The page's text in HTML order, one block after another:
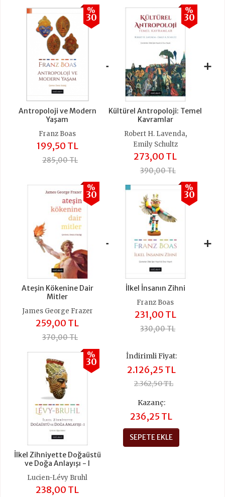
Antropoloji ve Modern
Yaşam
%
30
Franz Boas
199,50 TL
285,00 TL
+
Kültürel Antropoloji: Temel
Kavramlar
%
30
Robert H. Lavenda,
Emily Schultz
273,00 TL
390,00 TL
+
Ateşin Kökenine Dair
Mitler
%
30
James George Frazer
259,00 TL
370,00 TL
+
İlkel İnsanın Zihni
%
30
Franz Boas
231,00 TL
330,00 TL
+
İlkel Zihniyette Doğaüstü
ve Doğa Anlayışı - I
%
30
Lucien-Lévy Bruhl
238,00 TL
İndirimli Fiyat:
2.126,25 TL
2.362,50 TL
Kazanç:
236,25 TL
SEPETE EKLE